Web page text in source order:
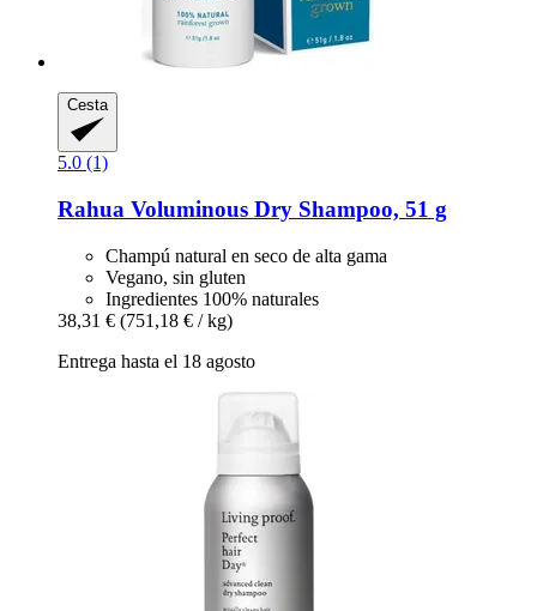
Cesta
5.0 (1)
Rahua Voluminous Dry Shampoo, 51 g
Champú natural en seco de alta gama
Vegano, sin gluten
Ingredientes 100% naturales
38,31 € (751,18 € / kg)
Entrega hasta el 18 agosto